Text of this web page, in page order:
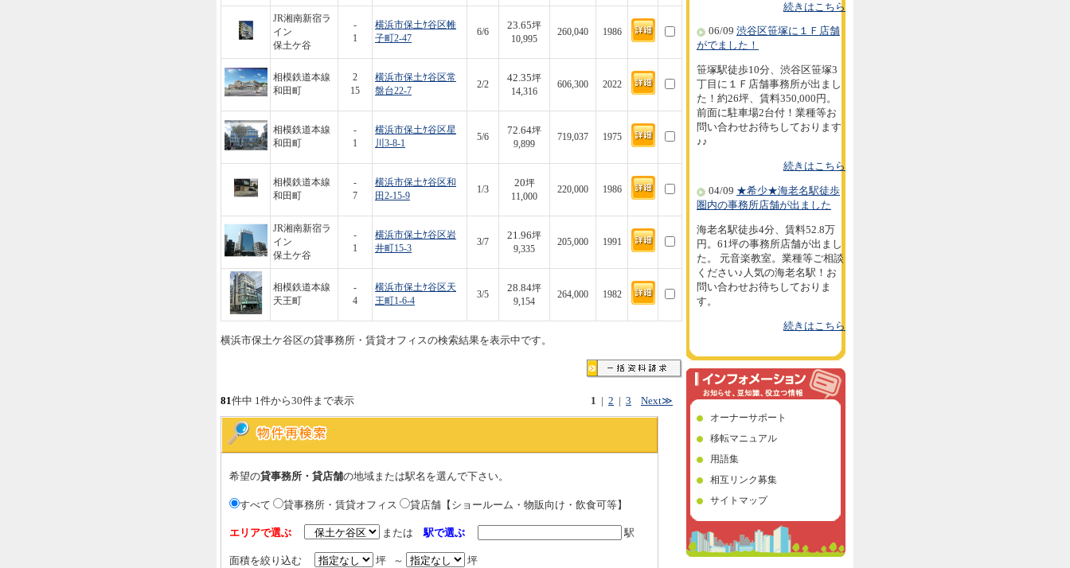
JR湘南新宿ラ
イン
保土ケ谷
-
1
横浜市保土ｹ谷区帷
子町2-47
6/6
23.65坪
10,995
260,040 1986
相模鉄道本線
和田町
2
15
横浜市保土ｹ谷区常
盤台22-7
2/2
42.35坪
14,316
606,300 2022
相模鉄道本線
和田町
-
1
横浜市保土ｹ谷区星
川3-8-1
5/6
72.64坪
9,899
719,037 1975
相模鉄道本線
和田町
-
7
横浜市保土ｹ谷区和
田2-15-9
1/3
20坪
11,000
220,000 1986
JR湘南新宿ラ
イン
保土ケ谷
-
1
横浜市保土ｹ谷区岩
井町15-3
3/7
21.96坪
9,335
205,000 1991
相模鉄道本線
天王町
-
4
横浜市保土ｹ谷区天
王町1-6-4
3/5
28.84坪
9,154
264,000 1982
横浜市保土ケ谷区の貸事務所・賃貸オフィスの検索結果を表示中です。
1 2 3 Next≫
81件中 1件から30件まで表示
希望の貸事務所・貸店舗の地域または駅名を選んで下さい。
すべて 貸事務所・賃貸オフィス 貸店舗【ショールーム・物販向け・飲食可等】
エリアで選ぶ または駅で選ぶ 駅
面積を絞り込む 坪 ～ 坪
続きはこちら
06/09 渋谷区笹塚に１Ｆ店舗
がでました！
笹塚駅徒歩10分、渋谷区笹塚3
丁目に１Ｆ店舗事務所が出まし
た！約26坪、賃料350,000円。
前面に駐車場2台付！業種等お
問い合わせお待ちしております
♪♪
続きはこちら
04/09 ★希少★海老名駅徒歩
圏内の事務所店舗が出ました
海老名駅徒歩4分、賃料52.8万
円。61坪の事務所店舗が出まし
た。 元音楽教室。業種等ご相談
ください♪人気の海老名駅！お
問い合わせお待ちしておりま
す。
続きはこちら
オーナーサポート
移転マニュアル
用語集
相互リンク募集
サイトマップ